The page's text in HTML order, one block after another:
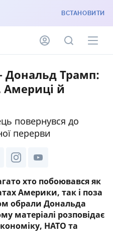
ВСТАНОВИТИ
Трамп:
Америці й
повернувся до
перерви
хто побоювався як
Америки, так і поза
обрали Дональда
матеріалі розповідає
НАТО та